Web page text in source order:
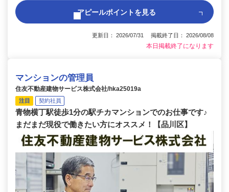
アピールポイントを見る
更新日： 2026/07/31 掲載終了日： 2026/08/08
本日掲載終了になります
マンションの管理員
住友不動産建物サービス株式会社/hka25019a
注目 契約社員
青物横丁駅徒歩1分の駅チカマンションでのお仕事です♪
まだまだ現役で働きたい方にオススメ！【品川区】